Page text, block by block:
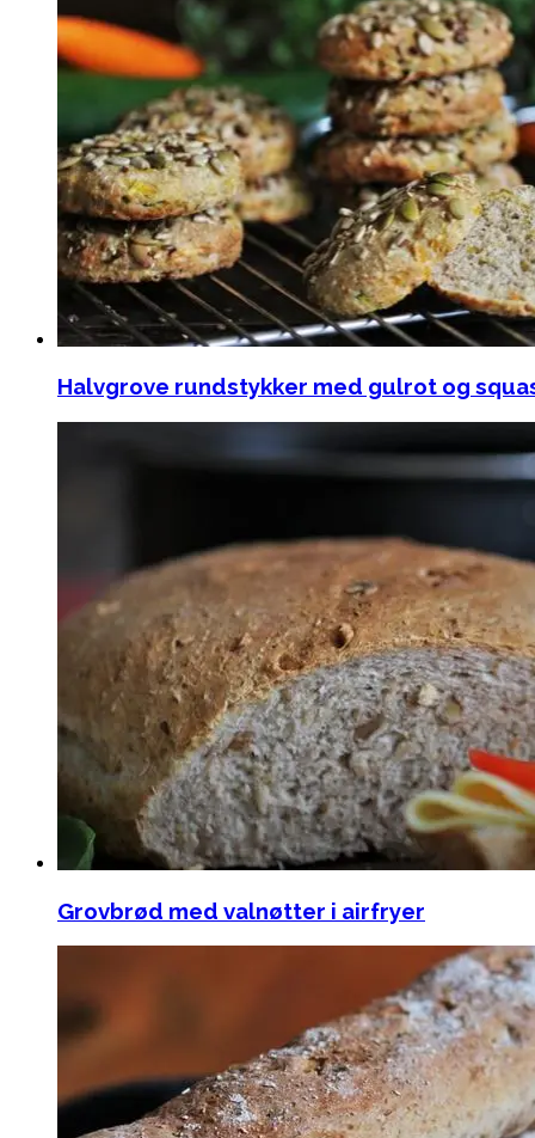
Halvgrove rundstykker med gulrot og
Grovbrød med valnøtter i airfryer